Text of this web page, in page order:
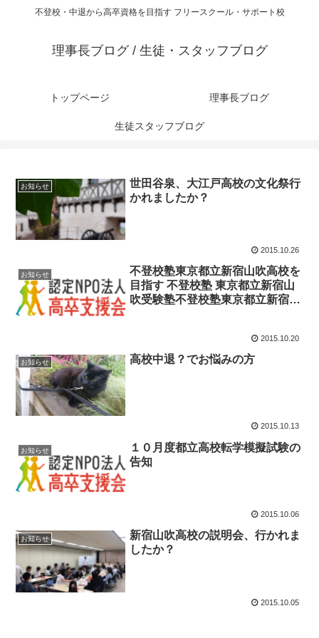
不登校・中退から高卒資格を目指す フリースクール・サポート校
理事長ブログ / 生徒・スタッフブログ
トップページ 理事長ブログ
生徒スタッフブログ
お知らせ
世田谷泉、大江戸高校の文化祭行
かれましたか？
2015.10.26
お知らせ
不登校塾東京都立新宿山吹高校を
目指す 不登校塾 東京都立新宿山
吹受験塾不登校塾東京都立新宿エ
2015.10.20
お知らせ 高校中退？でお悩みの方
2015.10.13
お知らせ
１０月度都立高校転学模擬試験の
告知
2015.10.06
お知らせ
新宿山吹高校の説明会、行かれま
したか？
2015.10.05